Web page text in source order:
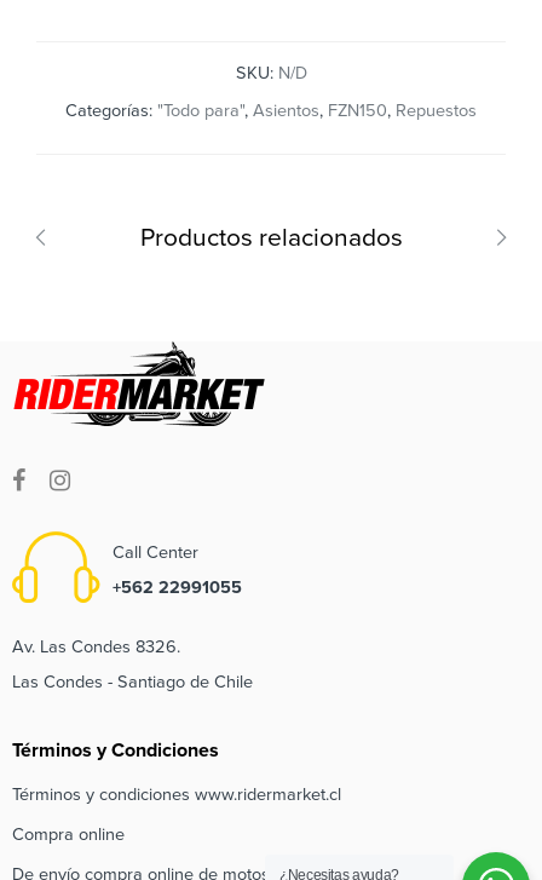
SKU: N/D
Categorías: "Todo para", Asientos, FZN150, Repuestos
Productos relacionados
Call Center
+562 22991055
Av. Las Condes 8326.
Las Condes - Santiago de Chile
Términos y Condiciones
Términos y condiciones www.ridermarket.cl
Compra online
De envío compra online de motos e inscripción de regalo
¿Necesitas ayuda?